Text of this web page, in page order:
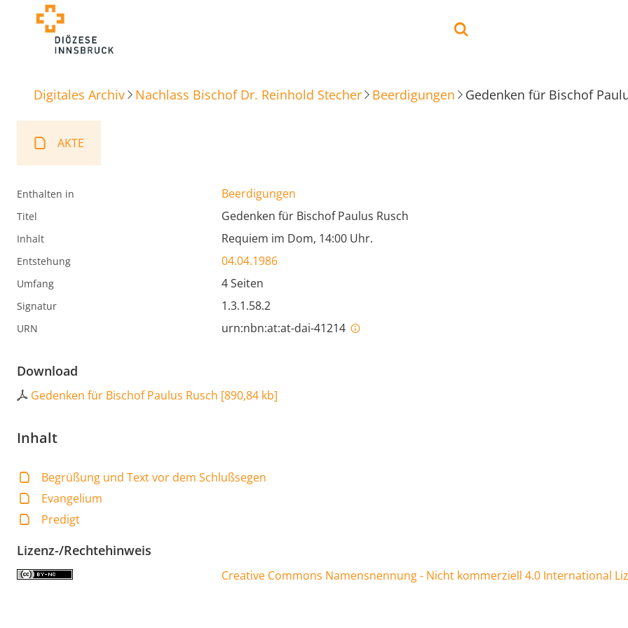
Digitales Archiv Nachlass Bischof Dr. Reinhold Stecher Beerdigungen Gedenken für Bischof
AKTE
Enthalten in Beerdigungen
Titel Gedenken für Bischof Paulus Rusch
Inhalt Requiem im Dom, 14:00 Uhr.
Entstehung 04.04.1986
Umfang 4 Seiten
Signatur 1.3.1.58.2
URN urn:nbn:at:at-dai-41214
Download
Gedenken für Bischof Paulus Rusch [890,84 kb]
Inhalt
Begrüßung und Text vor dem Schlußsegen
Evangelium
Predigt
Lizenz-/Rechtehinweis
Creative Commons Namensnennung - Nicht kommerziell 4.0 International